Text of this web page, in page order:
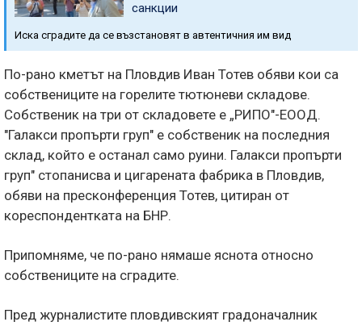
санкции
Иска сградите да се възстановят в автентичния им вид
По-рано кметът на Пловдив Иван Тотев обяви кои са
собствениците на горелите тютюневи складове.
Собственик на три от складовете е „РИПО"-ЕООД.
"Галакси пропърти груп" е собственик на последния
склад, който е останал само руини. Галакси пропърти
груп" стопанисва и цигарената фабрика в Пловдив,
обяви на пресконференция Тотев, цитиран от
кореспондентката на БНР.
Припомняме, че по-рано нямаше яснота относно
собствениците на сградите.
Пред журналистите пловдивският градоначалник